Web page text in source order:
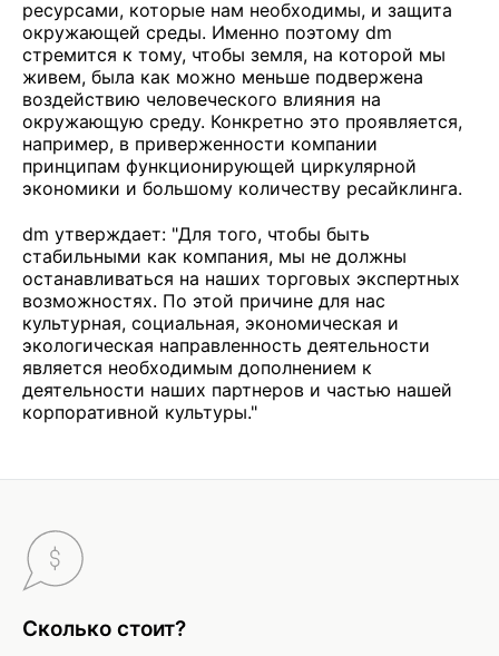
ресурсами, которые нам необходимы, и защита
окружающей среды. Именно поэтому dm
стремится к тому, чтобы земля, на которой мы
живем, была как можно меньше подвержена
воздействию человеческого влияния на
окружающую среду. Конкретно это проявляется,
например, в приверженности компании
принципам функционирующей циркулярной
экономики и большому количеству ресайклинга.
dm утверждает: "Для того, чтобы быть
стабильными как компания, мы не должны
останавливаться на наших торговых экспертных
возможностях. По этой причине для нас
культурная, социальная, экономическая и
экологическая направленность деятельности
является необходимым дополнением к
деятельности наших партнеров и частью нашей
корпоративной культуры."
Сколько стоит?